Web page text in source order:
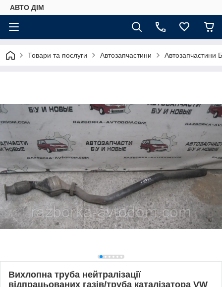
АВТО ДIМ
Товари та послуги Автозапчастини Автозапчастини
Вихлопна труба нейтралізації
відпрацьованих газів/труба каталізатора VW